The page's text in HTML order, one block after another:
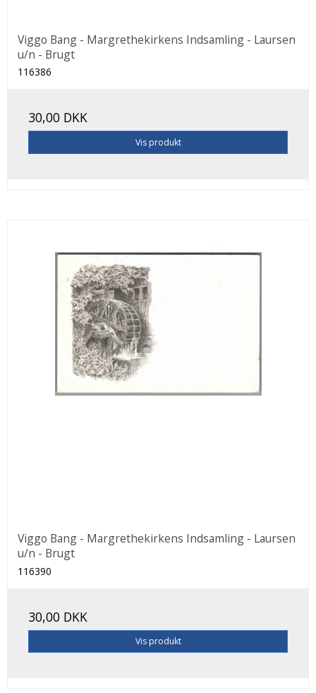
Viggo Bang - Margrethekirkens Indsamling - Laursen
u/n - Brugt
116386
30,00 DKK
Vis produkt
Viggo Bang - Margrethekirkens Indsamling - Laursen
u/n - Brugt
116390
30,00 DKK
Vis produkt